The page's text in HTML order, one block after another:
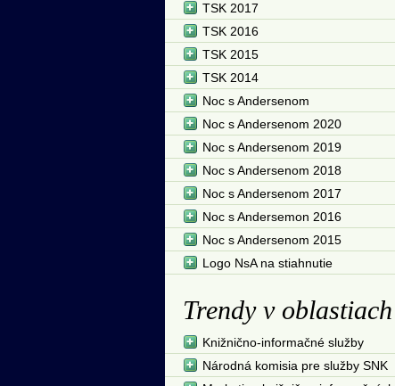
TSK 2017
TSK 2016
TSK 2015
TSK 2014
Noc s Andersenom
Noc s Andersenom 2020
Noc s Andersenom 2019
Noc s Andersenom 2018
Noc s Andersenom 2017
Noc s Andersemon 2016
Noc s Andersenom 2015
Logo NsA na stiahnutie
Trendy v oblastiach
Knižnično-informačné služby
Národná komisia pre služby SNK